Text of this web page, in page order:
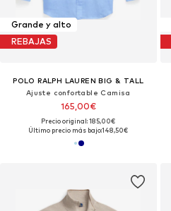
Grande y alto
REBAJAS
POLO RALPH LAUREN BIG & TALL
Ajuste confortable Camisa
165,00€
Precio original: 185,00€
Último precio más bajo:148,50€